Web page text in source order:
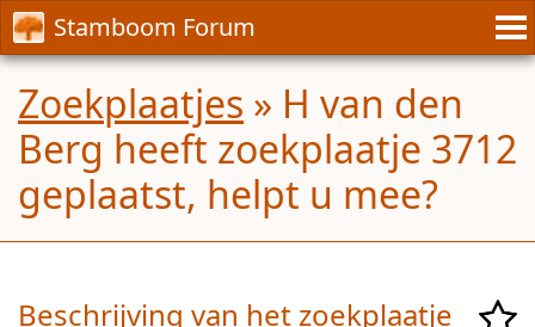
Stamboom Forum
Zoekplaatjes » H van den
Berg heeft zoekplaatje 3712
geplaatst, helpt u mee?
Beschrijving van het zoekplaatje